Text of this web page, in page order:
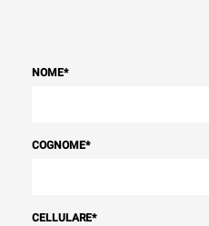
NOME*
COGNOME*
CELLULARE*